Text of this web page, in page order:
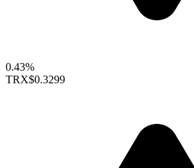
0.43%
TRX$0.3299